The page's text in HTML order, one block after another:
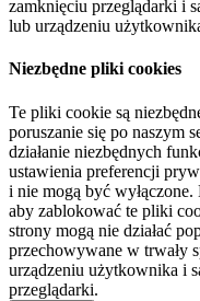
zamknięciu przeglądarki i
lub urządzeniu
Niezbędne pliki cookies
Te pliki cookie są
poruszanie się po naszym
działanie niezbędnych
ustawienia preferencji
i nie mogą być
aby zablokować te pliki
strony mogą nie działać
przechowywane w trwały
urządzeniu użytkownika i
przeglądarki.